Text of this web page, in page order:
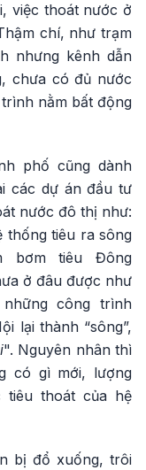
việc thoát nước ở
chí, như trạm
nhưng kênh dẫn
chưa có đủ nước
nằm bất động
phố cũng dành
các dự án đầu tư
nước đô thị như:
thống tiêu ra sông
bơm tiêu Đông
ở đâu được như
công trình
lại thành “sông”,
". Nguyên nhân thì
có gì mới, lượng
tiêu thoát của hệ
bị đổ xuống, trôi